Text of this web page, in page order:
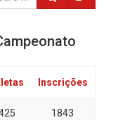
Inscrições
1843